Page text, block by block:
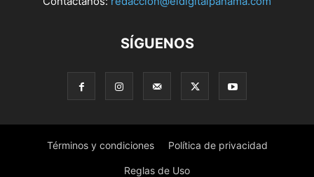
SÍGUENOS
Términos y condiciones Política de privacidad
Reglas de Uso